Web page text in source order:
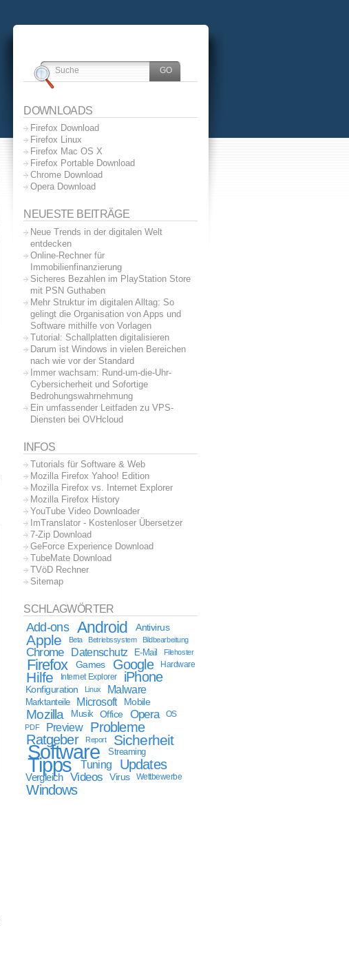
DOWNLOADS
Firefox Download
Firefox Linux
Firefox Mac OS X
Firefox Portable Download
Chrome Download
Opera Download
NEUESTE BEITRÄGE
Neue Trends in der digitalen Welt
entdecken
Online-Rechner für
Immobilienfinanzierung
Sicheres Bezahlen im PlayStation Store
mit PSN Guthaben
Mehr Struktur im digitalen Alltag: So
gelingt die Organisation von Apps und
Software mithilfe von Vorlagen
Tutorial: Schallplatten digitalisieren
Darum ist Windows in vielen Bereichen
nach wie vor der Standard
Immer wachsam: Rund-um-die-Uhr-
Cybersicherheit und Sofortige
Bedrohungswahrnehmung
Ein umfassender Leitfaden zu VPS-
Diensten bei OVHcloud
INFOS
Tutorials für Software & Web
Mozilla Firefox Yahoo! Edition
Mozilla Firefox vs. Internet Explorer
Mozilla Firefox History
YouTube Video Downloader
ImTranslator - Kostenloser Übersetzer
7-Zip Download
GeForce Experience Download
TubeMate Download
TVöD Rechner
Sitemap
SCHLAGWÖRTER
Add-ons Android Antivirus
Apple Beta Betriebssystem Bildbearbeitung
Chrome Datenschutz E-Mail Filehoster
Firefox Games Google Hardware
Hilfe Internet Explorer iPhone
Konfiguration Linux Malware
Marktanteile Microsoft Mobile
Mozilla Musik Office Opera
OS
PDF
Preview
Probleme
Ratgeber
Report Sicherheit
Software Streaming
Tipps Tuning Updates
Vergleich Videos Virus Wettbewerbe
Windows